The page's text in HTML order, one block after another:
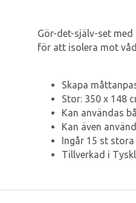
Gör-det-själv-set
för att isolera mot
Skapa
Stor: 350 x 148
Kan användas
Kan även
Ingår 15 st
Tillverkad i